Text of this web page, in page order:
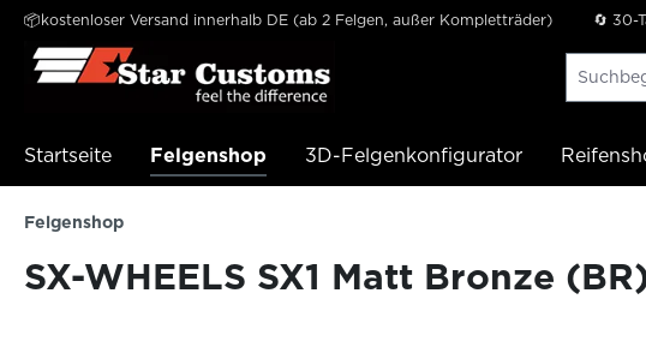
springen Zur Hauptnavigation springen
📦kostenloser Versand innerhalb DE (ab 2 Felgen, außer Kompletträder) 🔄 30-
Startseite Felgenshop 3D-Felgenkonfigurator
Felgenshop
SX-WHEELS SX1 Matt Bronze